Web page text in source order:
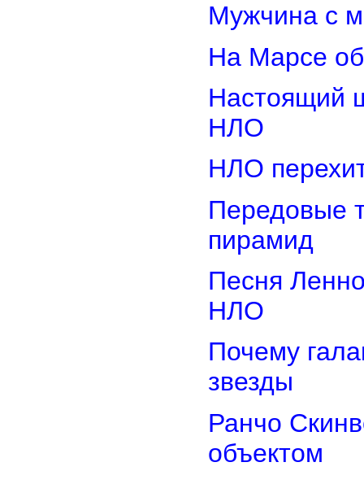
Мужчина с
На Марсе
Настоящий
НЛО
НЛО
Передовые
пирамид
Песня
НЛО
Почему
звезды
Ранчо
объектом